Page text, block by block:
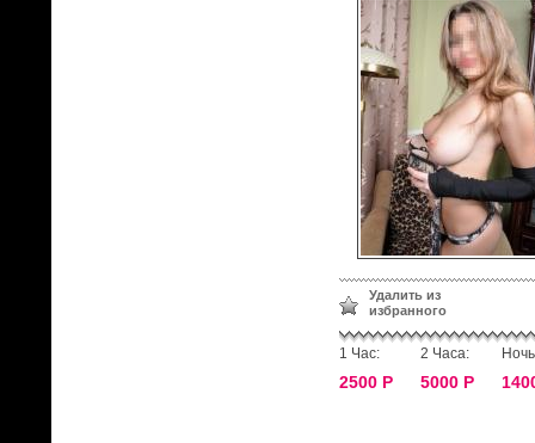
Удалить из
избранного
1 Час:
2500 Р
2 Часа:
5000 Р